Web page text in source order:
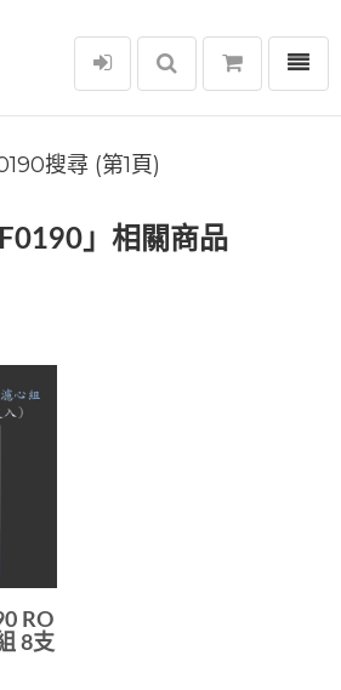
選單
搜尋 (第1頁)
」相關商品
RO
8支